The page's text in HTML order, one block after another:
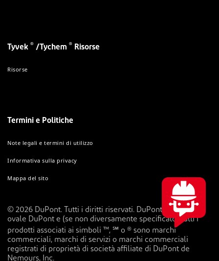
Tyvek ® /Tychem ® Risorse
Risorse
Termini e Politiche
Note legali e termini di utilizzo
Informativa sulla privacy
Mappa del sito
© 2026 DuPont. Tutti i diritti riservati. DuPont™, il logo
ovale DuPont e (se non diversamente specificato) tutti i
prodotti associati ai simboli ™, ℠ o ® sono marchi
commerciali, marchi di servizi o marchi commerciali
registrati di proprietà di società affiliate di DuPont de
Nemours, Inc.